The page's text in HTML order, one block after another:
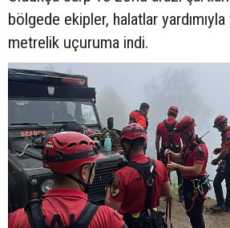
bölgede ekipler, halatlar yardımıyla
metrelik uçuruma indi.